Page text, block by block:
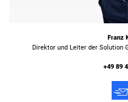
Franz
Direktor und Leiter der Solution
+49 89
h